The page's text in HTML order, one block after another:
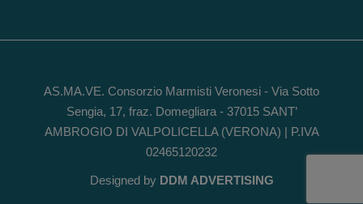
AS.MA.VE. Consorzio Marmisti Veronesi - Via Sotto
Sengia, 17, fraz. Domegliara - 37015 SANT’
AMBROGIO DI VALPOLICELLA (VERONA) | P.IVA
02465120232
Designed by DDM ADVERTISING